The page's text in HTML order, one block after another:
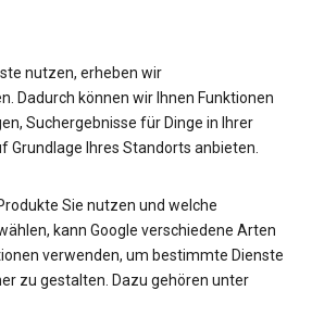
nutzen, erheben wir
Dadurch können wir Ihnen Funktionen
Suchergebnisse für Dinge in Ihrer
Grundlage Ihres Standorts anbieten.
Sie nutzen und welche
kann Google verschiedene Arten
verwenden, um bestimmte Dienste
zu gestalten. Dazu gehören unter